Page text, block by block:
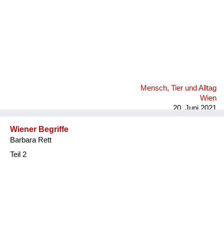
Mensch, Tier und Alltag
Wien
20. Juni 2021
Wiener Begriffe
Barbara Rett
Teil 2